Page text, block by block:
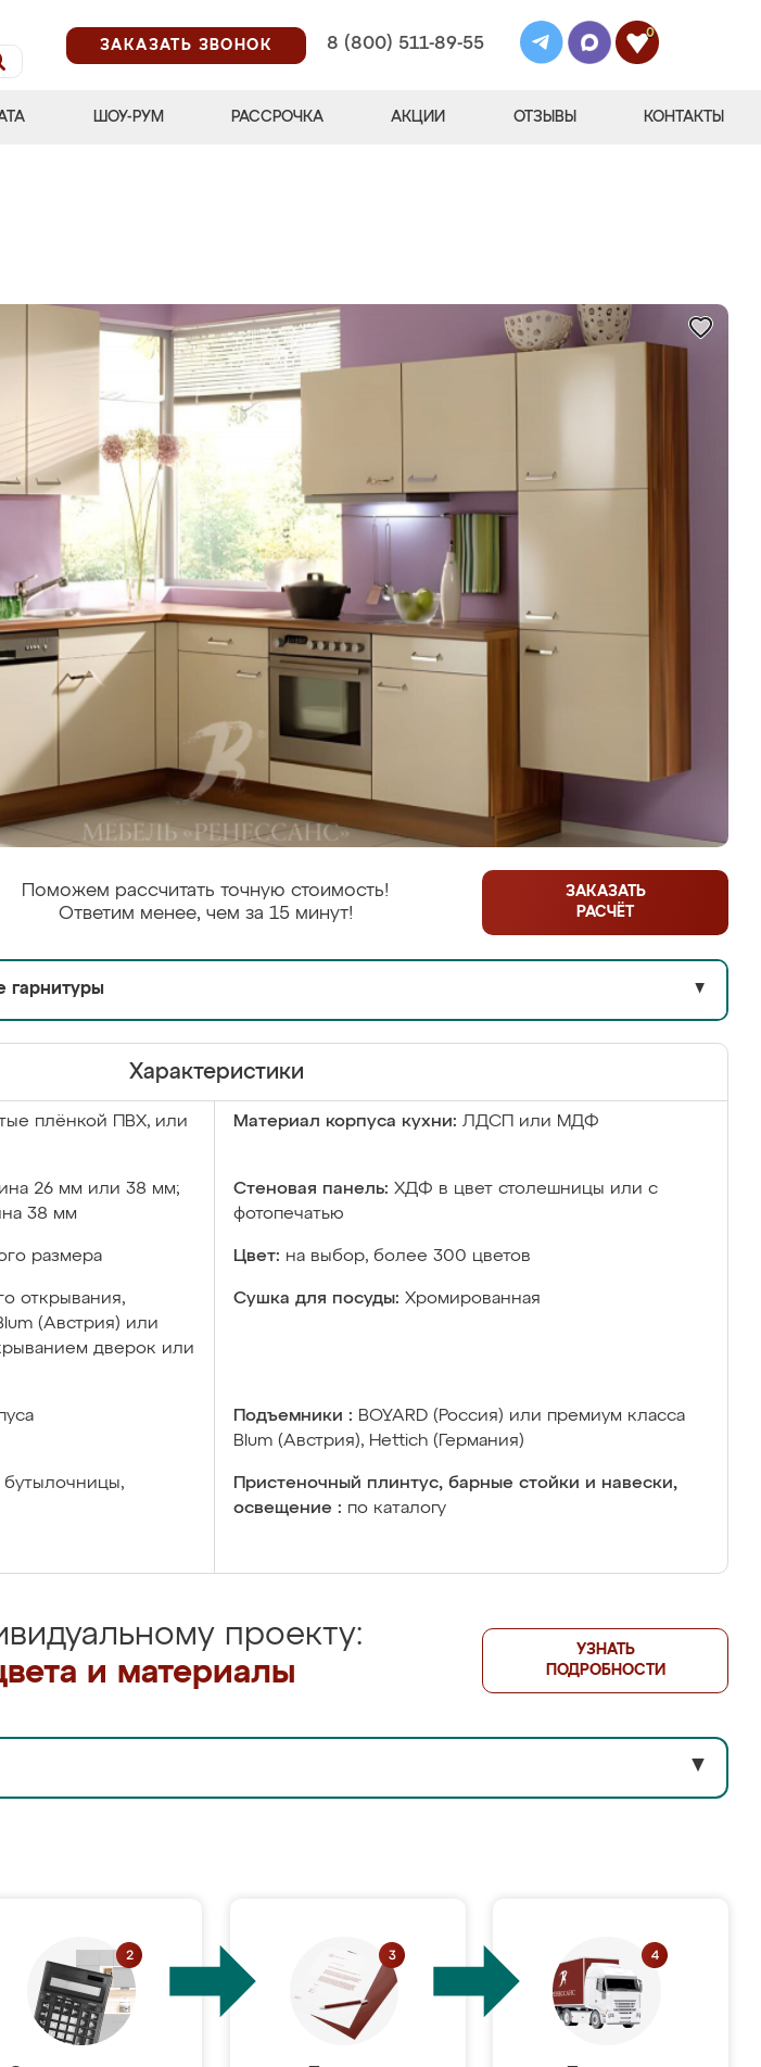
ЗАКАЗАТЬ ЗВОНОК
8 (800) 511-89-55
0
ШОУ-РУМ РАССРОЧКА АКЦИИ ОТЗЫВЫ КОНТАКТЫ
Поможем рассчитать точную стоимость!
Ответим менее, чем за 15 минут!
ЗАКАЗАТЬ
РАСЧЁТ
гарнитуры ▼
Характеристики
плёнкой ПВХ, или
Материал корпуса кухни: ЛДСП или МДФ
26 мм или 38 мм;
38 мм
Стеновая панель: ХДФ в цвет столешницы или с
фотопечатью
размера Цвет: на выбор, более 300 цветов
открывания,
(Австрия) или
дверок или
Сушка для посуды: Хромированная
Подъемники : BOYARD (Россия) или премиум класса
Blum (Австрия), Hettich (Германия)
бутылочницы,
Пристеночный плинтус, барные стойки и навески,
освещение : по каталогу
проекту:
и материалы
УЗНАТЬ
ПОДРОБНОСТИ
▼